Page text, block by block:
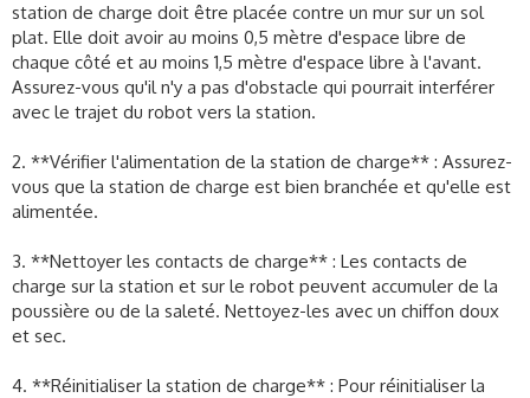
N'oubliez pas que l'éclairage est important pour aider le
Roborock S8 à cartographier correctement votre maison.
Assurez-vous que chaque pièce est bien éclairée lors de la
première opération de nettoyage.
d'autres questions, n'hésitez pas à les poser. Bon nettoyage
avec votre Roborock S8 !
station de charge doit être placée contre un mur sur un sol
plat. Elle doit avoir au moins 0,5 mètre d'espace libre de
chaque côté et au moins 1,5 mètre d'espace libre à l'avant.
Assurez-vous qu'il n'y a pas d'obstacle qui pourrait interférer
avec le trajet du robot vers la station.
2. **Vérifier l'alimentation de la station de charge** : Assurez-
vous que la station de charge est bien branchée et qu'elle est
alimentée.
3. **Nettoyer les contacts de charge** : Les contacts de
charge sur la station et sur le robot peuvent accumuler de la
poussière ou de la saleté. Nettoyez-les avec un chiffon doux
et sec.
4. **Réinitialiser la station de charge** : Pour réinitialiser la